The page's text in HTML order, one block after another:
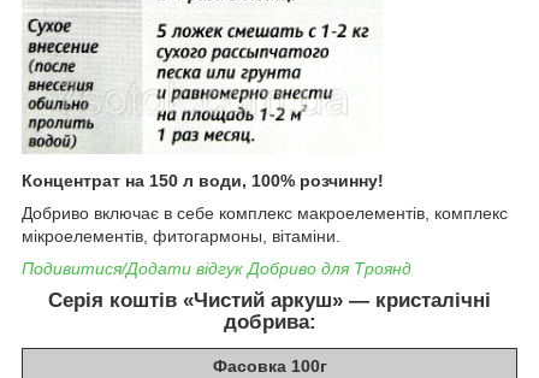
Концентрат на 150 л води, 100% розчинну!
Добриво включає в себе комплекс макроелементів, комплекс
мікроелементів, фитогармоны, вітаміни.
Подивитися/Додати відгук Добриво для Троянд
Серія коштів «Чистий аркуш» — кристалічні
добрива:
Фасовка 100г